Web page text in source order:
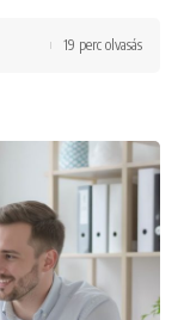
19 perc olvasás